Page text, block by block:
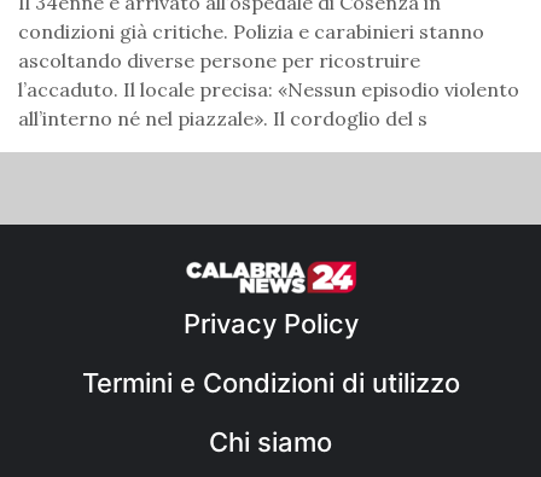
condizioni già critiche. Polizia e carabinieri stanno
ascoltando diverse persone per ricostruire
l’accaduto. Il locale precisa: «Nessun episodio violento
all’interno né nel piazzale». Il cordoglio del s
Privacy Policy
Termini e Condizioni di utilizzo
Chi siamo